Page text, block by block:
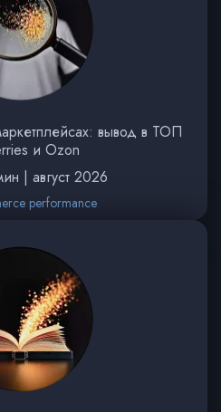
вывод в ТОП
и Ozon
| август 2026
performance